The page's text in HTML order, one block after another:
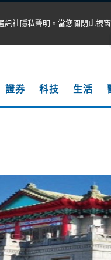
證券 科技 生活
社隱私聲明。當您關閉此視